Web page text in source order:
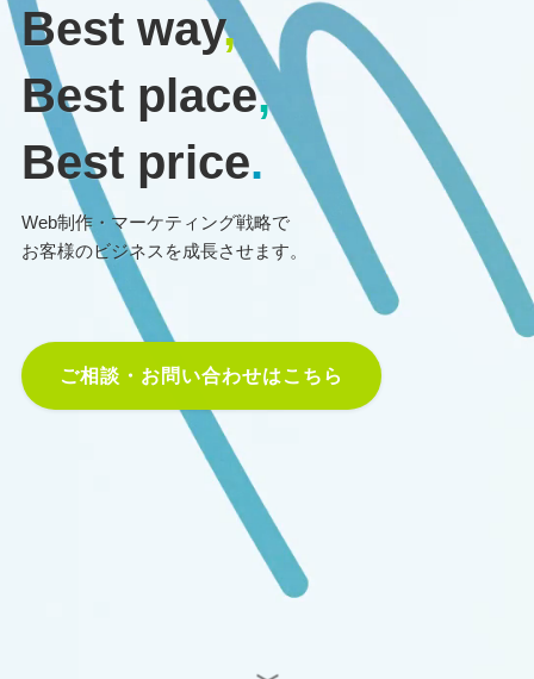
Best way,
Best place,
Best price.
Web制作・マーケティング戦略で
お客様のビジネスを成長させます。
ご相談・お問い合わせはこちら